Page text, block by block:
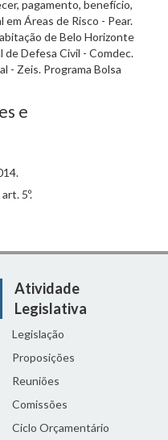
pagamento, benefício,
Áreas de Risco - Pear.
de Belo Horizonte
de Defesa Civil - Comdec.
- Zeis. Programa Bolsa
e
5º.
Atividade
Legislativa
Legislação
Proposições
Reuniões
Comissões
Ciclo Orçamentário